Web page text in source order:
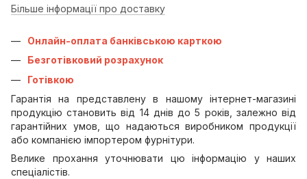
Більше інформації про доставку
Онлайн-оплата банківською карткою
Безготівковий розрахунок
Готівкою
Гарантія на представлену в нашому інтернет-магазині
продукцію становить від 14 днів до 5 років, залежно від
гарантійних умов, що надаються виробником продукції
або компанією імпортером фурнітури.
Велике прохання уточнювати цю інформацію у наших
спеціалістів.